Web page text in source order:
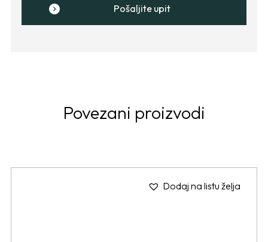
Pošaljite upit
Povezani proizvodi
Dodaj na listu želja